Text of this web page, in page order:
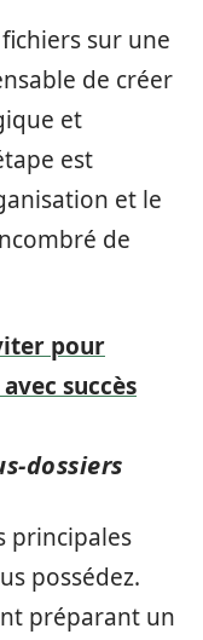
sur une
de créer
et
est
et le
de
pour
succès
dossiers
principales
possédez.
préparant un